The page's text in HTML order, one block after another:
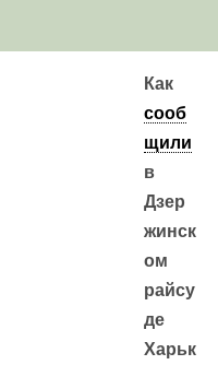
Как
сооб
щили
в
Дзер
жинск
ом
райсу
де
Харьк